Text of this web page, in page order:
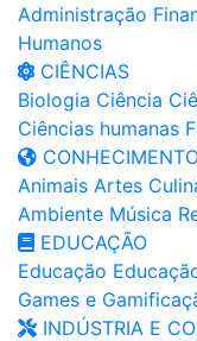
Administração
Humanos
CIÊNCIAS
Biologia Ciência
Ciências humanas
Animais Artes
Ambiente Música
EDUCAÇÃO
Educação
Games e
INDÚSTRIA E